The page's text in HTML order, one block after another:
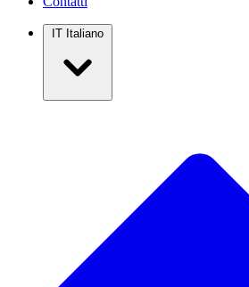
IT Italiano